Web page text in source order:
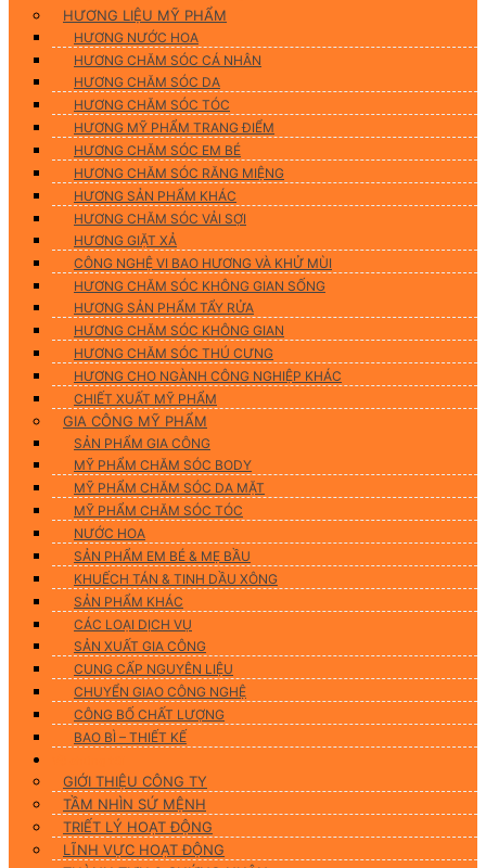
HƯƠNG LIỆU MỸ PHẨM
HƯƠNG NƯỚC HOA
HƯƠNG CHĂM SÓC CÁ NHÂN
HƯƠNG CHĂM SÓC DA
HƯƠNG CHĂM SÓC TÓC
HƯƠNG MỸ PHẨM TRANG ĐIỂM
HƯƠNG CHĂM SÓC EM BÉ
HƯƠNG CHĂM SÓC RĂNG MIỆNG
HƯƠNG SẢN PHẨM KHÁC
HƯƠNG CHĂM SÓC VẢI SỢI
HƯƠNG GIẶT XẢ
CÔNG NGHỆ VI BAO HƯƠNG VÀ KHỬ MÙI
HƯƠNG CHĂM SÓC KHÔNG GIAN SỐNG
HƯƠNG SẢN PHẨM TẨY RỬA
HƯƠNG CHĂM SÓC KHÔNG GIAN
HƯƠNG CHĂM SÓC THÚ CƯNG
HƯƠNG CHO NGÀNH CÔNG NGHIỆP KHÁC
CHIẾT XUẤT MỸ PHẨM
GIA CÔNG MỸ PHẨM
SẢN PHẨM GIA CÔNG
MỸ PHẨM CHĂM SÓC BODY
MỸ PHẨM CHĂM SÓC DA MẶT
MỸ PHẨM CHĂM SÓC TÓC
NƯỚC HOA
SẢN PHẨM EM BÉ & MẸ BẦU
KHUẾCH TÁN & TINH DẦU XÔNG
SẢN PHẨM KHÁC
CÁC LOẠI DỊCH VỤ
SẢN XUẤT GIA CÔNG
CUNG CẤP NGUYÊN LIỆU
CHUYỂN GIAO CÔNG NGHỆ
CÔNG BỐ CHẤT LƯỢNG
BAO BÌ – THIẾT KẾ
GIỚI THIỆU CÔNG TY
TẦM NHÌN SỨ MỆNH
TRIẾT LÝ HOẠT ĐỘNG
LĨNH VỰC HOẠT ĐỘNG